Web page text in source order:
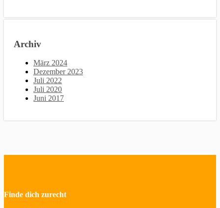
Archiv
März 2024
Dezember 2023
Juli 2022
Juli 2020
Juni 2017
Finde dich zurecht